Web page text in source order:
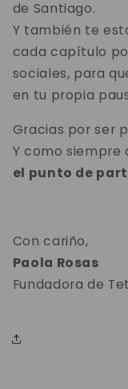
de Santiago.
Y también te
cada capítulo
sociales, para
en tu propia
Gracias por ser
Y como siempre
el punto de
Con cariño,
Paola Rosas
Fundadora de